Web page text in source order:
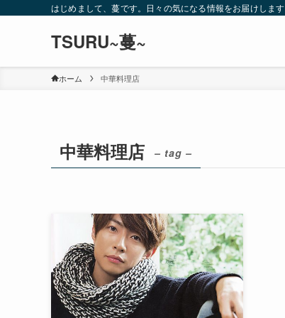
はじめまして、蔓です。日々の気になる情報をお届けします
TSURU~蔓~
ホーム 中華料理店
中華料理店 – tag –